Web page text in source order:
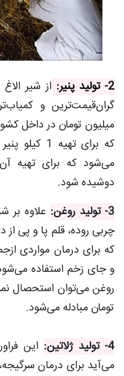
2- تولید پنیر:
از شیر
میلیون تومان در داخل
دوشیده شود.
3- تولید روغن:
علاوه بر
چربی روده، قلم پا و پی
که برای درمان مواردی
و جای زخم استفاده
تومان مبادله می‌شود.
4- تولید ژلاتین:
این
می‌آید برای درمان